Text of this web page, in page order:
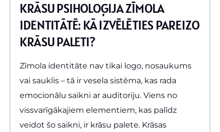
KRĀSU PSIHOLOĢIJA ZĪMOLA
IDENTITĀTĒ: KĀ IZVĒLĒTIES PAREIZO
KRĀSU PALETI?
Zīmola identitāte nav tikai logo, nosaukums
vai sauklis – tā ir vesela sistēma, kas rada
emocionālu saikni ar auditoriju. Viens no
vissvarīgākajiem elementiem, kas palīdz
veidot šo saikni, ir krāsu palete. Krāsas